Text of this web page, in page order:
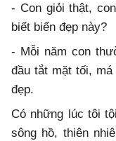
- Con giỏi thật,
biết biển đẹp này?
- Mỗi năm con
đầu tắt mặt tối,
đẹp.
Có những lúc tôi
sông hồ, thiên